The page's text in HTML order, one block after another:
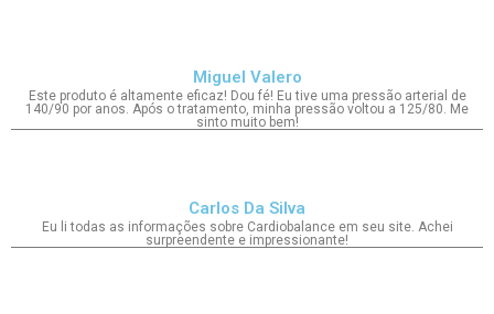
Miguel Valero
Este produto é altamente eficaz! Dou fé! Eu tive uma pressão arterial de
140/90 por anos. Após o tratamento, minha pressão voltou a 125/80. Me
sinto muito bem!
Carlos Da Silva
Eu li todas as informações sobre Cardiobalance em seu site. Achei
surpreendente e impressionante!